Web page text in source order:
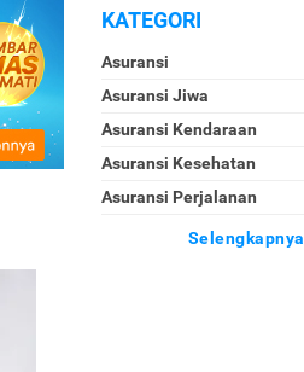
KATEGORI
Asuransi
Asuransi Jiwa
Asuransi Kendaraan
Asuransi Kesehatan
Asuransi Perjalanan
Selengkapnya